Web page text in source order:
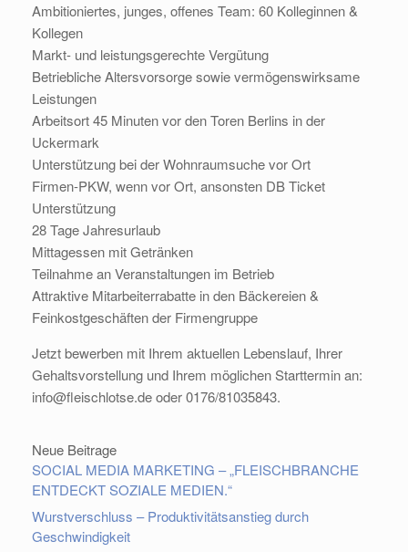
Ambitioniertes, junges, offenes Team: 60 Kolleginnen &
Kollegen
Markt- und leistungsgerechte Vergütung
Betriebliche Altersvorsorge sowie vermögenswirksame
Leistungen
Arbeitsort 45 Minuten vor den Toren Berlins in der
Uckermark
Unterstützung bei der Wohnraumsuche vor Ort
Firmen-PKW, wenn vor Ort, ansonsten DB Ticket
Unterstützung
28 Tage Jahresurlaub
Mittagessen mit Getränken
Teilnahme an Veranstaltungen im Betrieb
Attraktive Mitarbeiterrabatte in den Bäckereien &
Feinkostgeschäften der Firmengruppe
Jetzt bewerben mit Ihrem aktuellen Lebenslauf, Ihrer
Gehaltsvorstellung und Ihrem möglichen Starttermin an:
info@fleischlotse.de oder 0176/81035843.
Neue Beitrage
SOCIAL MEDIA MARKETING – „FLEISCHBRANCHE
ENTDECKT SOZIALE MEDIEN.“
Wurstverschluss – Produktivitätsanstieg durch
Geschwindigkeit